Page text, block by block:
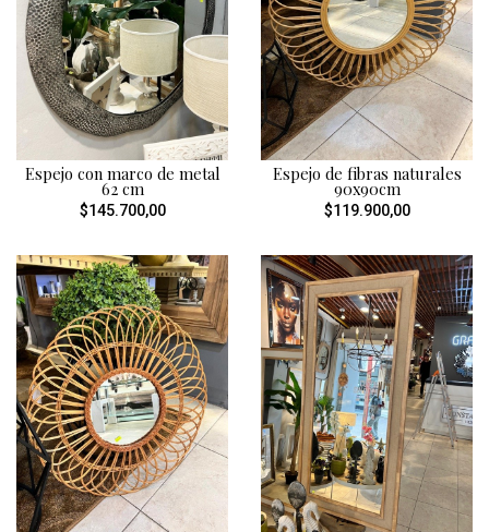
Espejo con marco de metal
62 cm
$145.700,00
Espejo de fibras naturales
90x90cm
$119.900,00